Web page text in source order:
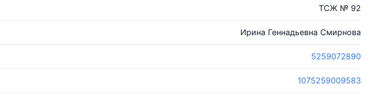
ТСЖ № 92
Ирина Геннадьевна Смирнова
5259072890
1075259009583